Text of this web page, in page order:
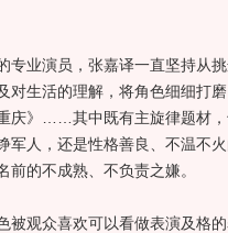
业演员，张嘉译一直坚持从挑
对生活的理解，将角色细细打
庆》……其中既有主旋律题材
军人，还是性格善良、不温不
前的不成熟、不负责之嫌。
观众喜欢可以看做表演及格的